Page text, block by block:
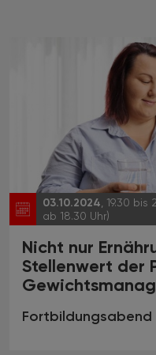
03.10.2024, 19.30
ab 18.30 Uhr)
Nicht nur
Stellenwert der
Fortbildungsabend